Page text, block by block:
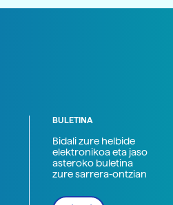
BULETINA
Bidali zure helbide
elektronikoa eta jaso
asteroko buletina
zure sarrera-ontzian